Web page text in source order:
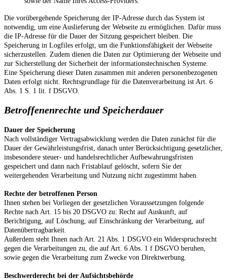
Die vorübergehende Speicherung der IP-Adresse durch das System ist
notwendig, um eine Auslieferung der Webseite zu ermöglichen. Dafür muss
die IP-Adresse für die Dauer der Sitzung gespeichert bleiben. Die
Speicherung in Logfiles erfolgt, um die Funktionsfähigkeit der Webseite
sicherzustellen. Zudem dienen die Daten zur Optimierung der Webseite und
zur Sicherstellung der Sicherheit der informationstechnischen Systeme.
Eine Speicherung dieser Daten zusammen mit anderen personenbezogenen
Daten erfolgt nicht. Rechtsgrundlage für die Datenverarbeitung ist Art. 6
Abs. 1 S. 1 lit. f DSGVO.
Betroffenenrechte und Speicherdauer
Dauer der Speicherung
Nach vollständiger Vertragsabwicklung werden die Daten zunächst für die
Dauer der Gewährleistungsfrist, danach unter Berücksichtigung gesetzlicher,
insbesondere steuer- und handelsrechtlicher Aufbewahrungsfristen
gespeichert und dann nach Fristablauf gelöscht, sofern Sie der
weitergehenden Verarbeitung und Nutzung nicht zugestimmt haben.
Rechte der betroffenen Person
Ihnen stehen bei Vorliegen der gesetzlichen Voraussetzungen folgende
Rechte nach Art. 15 bis 20 DSGVO zu: Recht auf Auskunft, auf
Berichtigung, auf Löschung, auf Einschränkung der Verarbeitung, auf
Datenübertragbarkeit.
Außerdem steht Ihnen nach Art. 21 Abs. 1 DSGVO ein Widerspruchsrecht
gegen die Verarbeitungen zu, die auf Art. 6 Abs. 1 f DSGVO beruhen,
sowie gegen die Verarbeitung zum Zwecke von Direktwerbung.
Beschwerderecht bei der Aufsichtsbehörde